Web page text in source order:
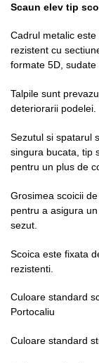
Scaun elev tip
Cadrul metalic
rezistent cu
formate 5D,
Talpile sunt
deteriorarii podelei.
Sezutul si spatarul
singura bucata, tip
pentru un plus de
Grosimea scoicii
pentru a asigura
sezut.
Scoica este fixata
rezistenti.
Culoare standard
Portocaliu
Culoare standard